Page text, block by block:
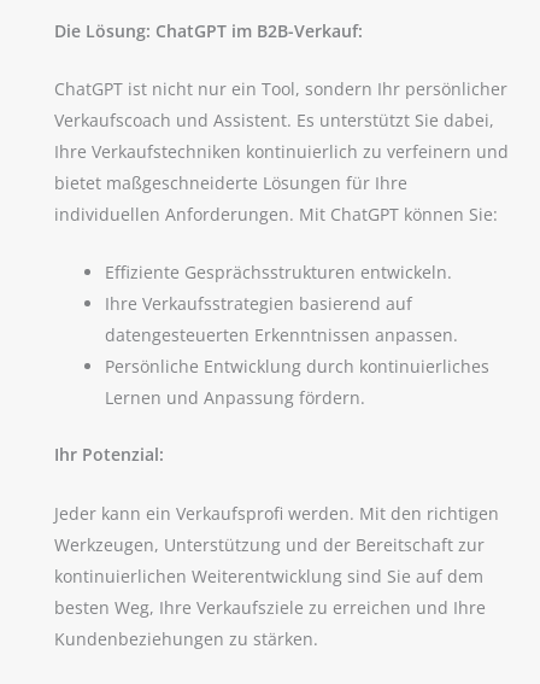
Die Lösung: ChatGPT im B2B-Verkauf:
ChatGPT ist nicht nur ein Tool, sondern Ihr persönlicher
Verkaufscoach und Assistent. Es unterstützt Sie dabei,
Ihre Verkaufstechniken kontinuierlich zu verfeinern und
bietet maßgeschneiderte Lösungen für Ihre
individuellen Anforderungen. Mit ChatGPT können Sie:
Effiziente Gesprächsstrukturen entwickeln.
Ihre Verkaufsstrategien basierend auf
datengesteuerten Erkenntnissen anpassen.
Persönliche Entwicklung durch kontinuierliches
Lernen und Anpassung fördern.
Ihr Potenzial:
Jeder kann ein Verkaufsprofi werden. Mit den richtigen
Werkzeugen, Unterstützung und der Bereitschaft zur
kontinuierlichen Weiterentwicklung sind Sie auf dem
besten Weg, Ihre Verkaufsziele zu erreichen und Ihre
Kundenbeziehungen zu stärken.